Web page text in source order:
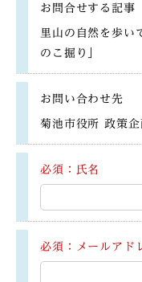
お問合せする記事
里山の自然を歩い
のこ掘り」
お問い合わせ先
菊池市役所 政策
必須：氏名
必須：メールアド